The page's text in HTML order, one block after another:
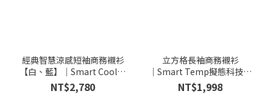
經典智慧涼感短袖商務襯衫
【白、藍】｜Smart CoolEx
布料蚵殼紗｜冬暖夏涼、吸
濕排汗、防皺、除臭、彈力
NT$2,780
立方格長袖商務襯衫
│Smart Temp擬態科技│
動態涼感溫控、吸濕排汗、
防皺、彈力｜貨號：
NT$1,998